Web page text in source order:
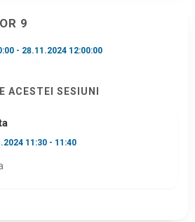
9
- 28.11.2024 12:00:00
ACESTEI SESIUNI
11:30 - 11:40